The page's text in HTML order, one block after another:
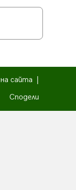
сайта
Сподели